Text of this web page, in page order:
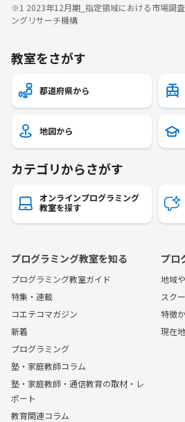
※1 2023年12月期_指定領域における市場調
ングリサーチ機構
教室をさがす
都道府県から
地図から
カテゴリからさがす
オンラインプログラミング
教室を探す
プログラミング教室を知る
プログラミング教室ガイド
特集・連載
コエテコマガジン
新着
プログラミング
塾・家庭教師コラム
塾・家庭教師・通信教育の取材・レ
ポート
教育関連コラム
プロ
地域
スク
特徴
現在